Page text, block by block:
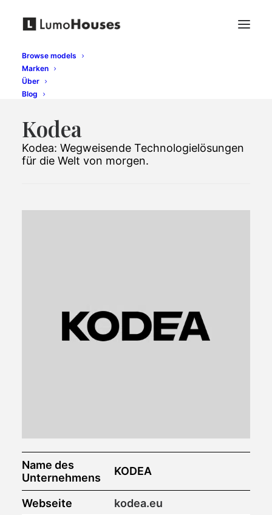
Browse models
Marken
Über
Blog
Kodea
Kodea: Wegweisende Technologielösungen
für die Welt von morgen.
Name des
Unternehmens
KODEA
Webseite kodea.eu